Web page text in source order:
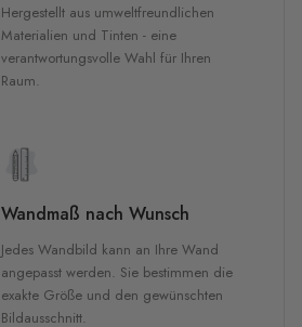
Hergestellt aus umweltfreundlichen
Materialien und Tinten - eine
verantwortungsvolle Wahl für Ihren
Raum.
Wandmaß nach Wunsch
Jedes Wandbild kann an Ihre Wand
angepasst werden. Sie bestimmen die
exakte Größe und den gewünschten
Bildausschnitt.